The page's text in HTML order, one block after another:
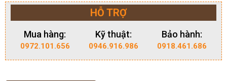
HỖ TRỢ
Mua hàng:
0972.101.656
Kỹ thuật:
0946.916.986
Bảo hành:
0918.461.686